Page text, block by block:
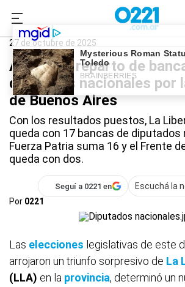
0221.com.ar Nacional
27 de octubre de 2025
Así fue el reparto de
diputados nacionales por
de Buenos Aires
Con los resultados puestos, La
queda con 17 bancas de diputados
Fuerza Patria suma 16 y el Frente
queda con dos.
Seguí a 0221 en
Escuchá la
Por 0221
Las elecciones legislativas de este
arrojaron un triunfo sorpresivo de La
(LLA) en la provincia, determinó un